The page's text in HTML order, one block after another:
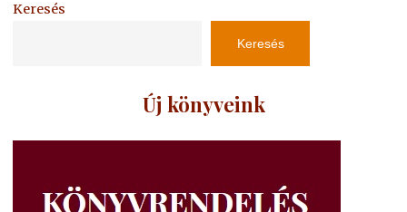
Keresés
Keresés
Új könyveink